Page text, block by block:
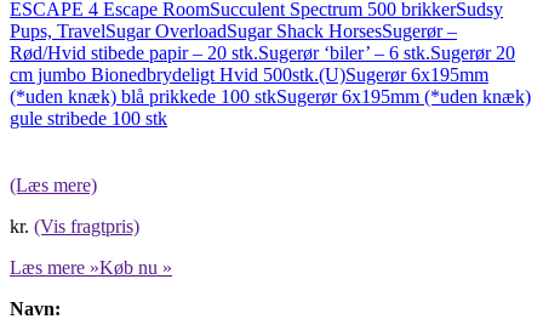
ESCAPE 4 Escape RoomSucculent Spectrum 500 brikkerSudsy
Pups, TravelSugar OverloadSugar Shack HorsesSugerør –
Rød/Hvid stibede papir – 20 stk.Sugerør ‘biler’ – 6 stk.Sugerør 20
cm jumbo Bionedbrydeligt Hvid 500stk.(U)Sugerør 6x195mm
(*uden knæk) blå prikkede 100 stkSugerør 6x195mm (*uden knæk)
gule stribede 100 stk
(Læs mere)
kr. (Vis fragtpris)
Læs mere »Køb nu »
Navn: